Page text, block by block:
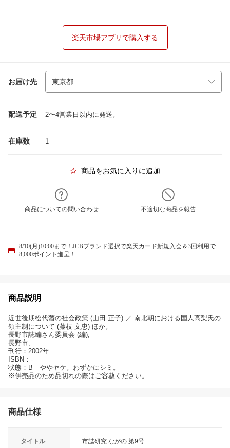
楽天市場アプリで購入する
お届け先
配送予定 2〜4営業日以内に発送。
在庫数 1
商品をお気に入りに追加
商品についての問い合わせ 不適切な商品を報告
8/10(月)10:00まで！JCBブランド選択で楽天カード新規入会＆3回利用で
8,000ポイント進呈！
商品説明
近世後期松代藩の社会政策 (山田 正子) ／ 南北朝における国人高梨氏の
領主制について (藤枝 文忠) ほか。
長野市誌編さん委員会 (編),
長野市,
刊行：2002年
ISBN：-
状態：B ややヤケ。わずかにシミ。
※併売品のため品切れの際はご容赦ください。
商品仕様
タイトル 市誌研究 ながの 第9号